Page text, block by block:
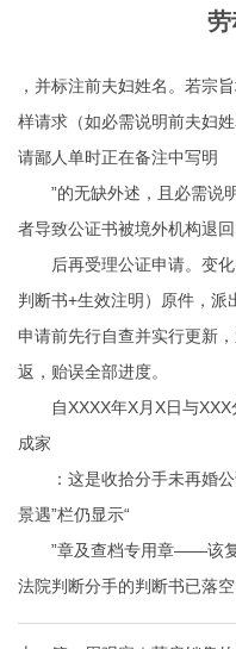
劳
，并标注前夫妇姓名。若宗
样请求（如必需说明前夫妇
请鄙人单时正在备注中写明
”的无缺外述，且必需说
者导致公证书被境外机构退回
后再受理公证申请。变化
判断书+生效注明）原件，派
申请前先行自查并实行更新
返，贻误全部进度。
自XXXX年X月X日与XXX
成家
：这是收拾分手未再婚公
景遇”栏仍显示“
”章及查档专用章——该复
法院判断分手的判断书已落